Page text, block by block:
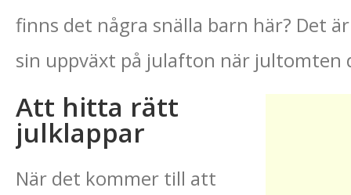
finns det några snälla barn här? Det
sin uppväxt på julafton när
Att hitta rätt
julklappar
När det kommer till att